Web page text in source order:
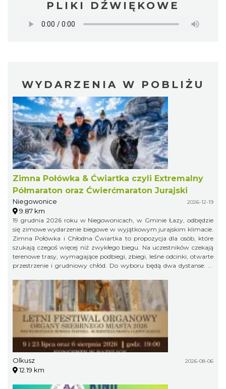
PLIKI DŹWIĘKOWE
WYDARZENIA W POBLIŻU
Zimna Połówka & Ćwiartka czyli Extremalny
Półmaraton oraz Ćwierćmaraton Jurajski
Niegowonice 2026-12-19
9.87 km
19 grudnia 2026 roku w Niegowonicach, w Gminie Łazy, odbędzie
się zimowe wydarzenie biegowe w wyjątkowym jurajskim klimacie.
Zimna Połówka i Chłodna Ćwiartka to propozycja dla osób, które
szukają czegoś więcej niż zwykłego biegu. Na uczestników czekają
terenowe trasy, wymagające podbiegi, zbiegi, leśne odcinki, otwarte
przestrzenie i grudniowy chłód. Do wyboru będą dwa dystanse: 21
jako Extremalny Ćwierćmaraton Jurajski. Krótszy dystans jest
przeznaczony zarówno dla biegaczy, jak i miłośników nordic
walking. Trasy zostaną przygotowane bezpiecznie, ale zachowają
swój terenowy charakter i zimowy pazur.
Olkusz 2026-08-06
12.19 km